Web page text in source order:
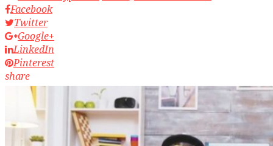
Facebook
Twitter
Google+
LinkedIn
Pinterest
share